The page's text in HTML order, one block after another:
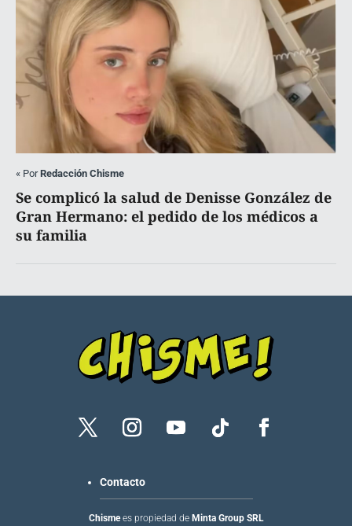
« PorRedacción Chisme
Se complicó la salud de Denisse González de
Gran Hermano: el pedido de los médicos a
su familia
Contacto
Chismees propiedad de Minta Group SRL